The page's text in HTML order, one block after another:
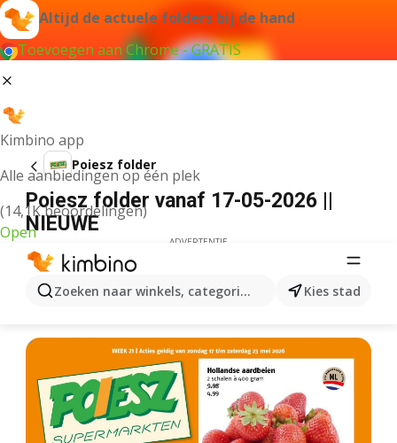
Altijd de actuele folders bij de hand
Toevoegen aan Chrome - GRATIS
Kimbino app
Alle aanbiedingen op één plek
(14,1K beoordelingen)
Open
Zoeken naar winkels, categorieën, producten...
Kies stad
Poiesz folder
Poiesz folder vanaf 17-05-2026 ||
NIEUWE
ADVERTENTIE